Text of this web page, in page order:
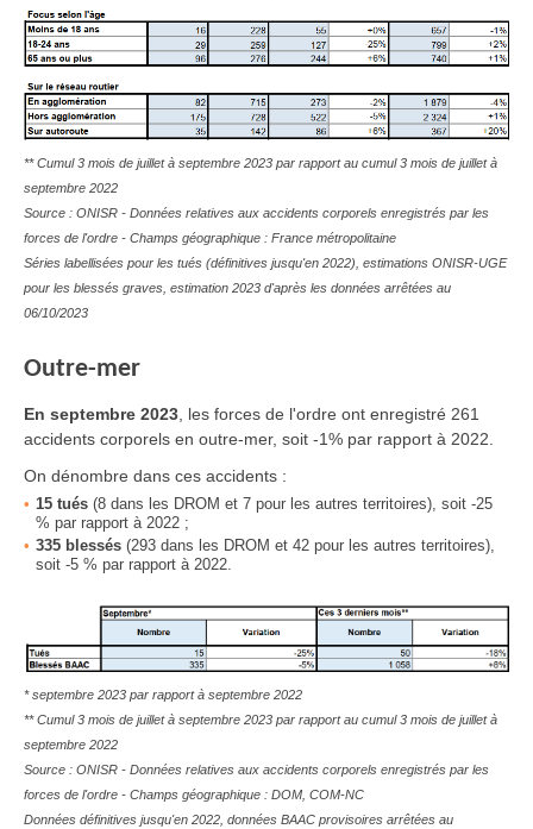
** Cumul 3 mois de juillet à septembre 2023 par rapport au cumul 3 mois de juillet à
septembre 2022
Source : ONISR - Données relatives aux accidents corporels enregistrés par les
forces de l'ordre - Champs géographique : France métropolitaine
Séries labellisées pour les tués (définitives jusqu'en 2022), estimations ONISR-UGE
pour les blessés graves, estimation 2023 d'après les données arrêtées au
06/10/2023
Outre-mer
En septembre 2023 , les forces de l'ordre ont enregistré 261
accidents corporels en outre-mer, soit -1% par rapport à 2022.
On dénombre dans ces accidents :
15 tués (8 dans les DROM et 7 pour les autres territoires), soit -25
% par rapport à 2022 ;
335 blessés (293 dans les DROM et 42 pour les autres territoires),
soit -5 % par rapport à 2022.
* septembre 2023 par rapport à septembre 2022
** Cumul 3 mois de juillet à septembre 2023 par rapport au cumul 3 mois de juillet à
septembre 2022
Source : ONISR - Données relatives aux accidents corporels enregistrés par les
forces de l'ordre - Champs géographique : DOM, COM-NC
Données définitives jusqu'en 2022, données BAAC provisoires arrêtées au